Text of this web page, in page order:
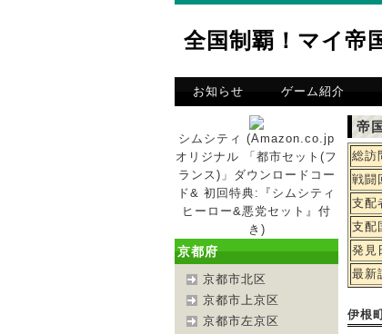
全国制覇！マイ帝
お知らせ ゲーム紹介
シムシティ (Amazon.co.jp
オリジナル 「都市セット(フ
ランス)」ダウンロードコー
ド& 初回特典:『シムシティ
ヒーロー&悪党セット』付
き)
京都府
京都市北区
京都市上京区
京都市左京区
帝
総訪
戦闘
支配
支配
発見
最新
伊根